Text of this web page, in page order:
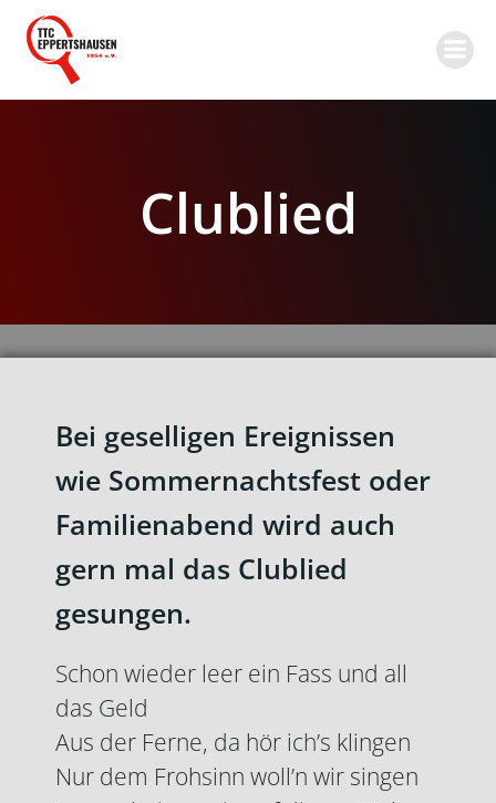
Clublied
Bei geselligen Ereignissen
wie Sommernachtsfest oder
Familienabend wird auch
gern mal das Clublied
gesungen.
Schon wieder leer ein Fass und all
das Geld
Aus der Ferne, da hör ich’s klingen
Nur dem Frohsinn woll’n wir singen